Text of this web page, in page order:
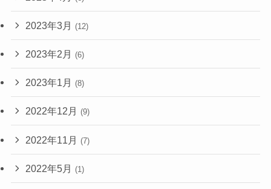
2023年3月 (12)
2023年2月 (6)
2023年1月 (8)
2022年12月 (9)
2022年11月 (7)
2022年5月 (1)